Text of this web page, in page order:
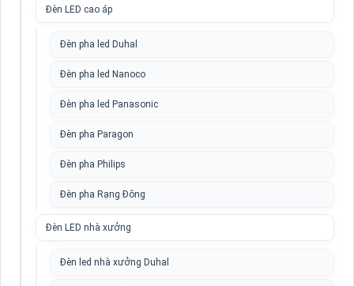
Đèn LED cao áp
Đèn pha led Duhal
Đèn pha led Nanoco
Đèn pha led Panasonic
Đèn pha Paragon
Đèn pha Philips
Đèn pha Rạng Đông
Đèn LED nhà xưởng
Đèn led nhà xưởng Duhal